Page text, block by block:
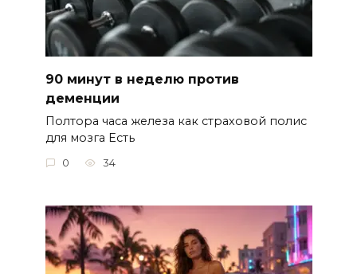
90 минут в неделю против
деменции
Полтора часа железа как страховой полис
для мозга Есть
0 34